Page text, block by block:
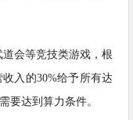
会等竞技类游戏，根
入的30%给予所有达
要达到算力条件。